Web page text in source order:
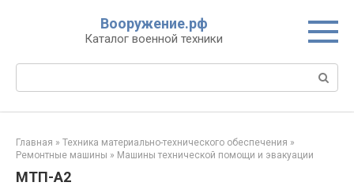
Вооружение.рф
Каталог военной техники
Поиск:
Главная » Техника материально-технического обеспечения »
Ремонтные машины » Машины технической помощи и эвакуации
МТП-А2